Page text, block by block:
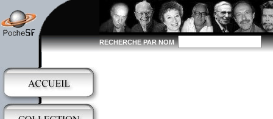
RECHERCHE PAR NOM